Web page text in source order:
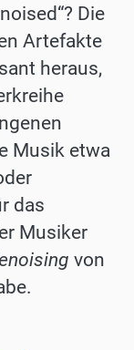
Die
Artefakte
heraus,
Musik etwa
das
Musiker
von